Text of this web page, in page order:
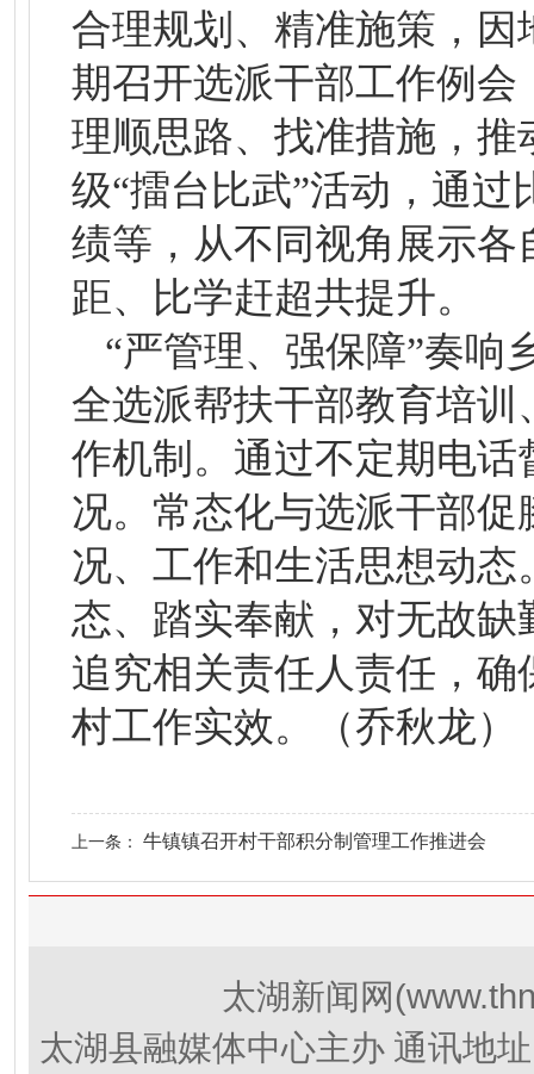
合理规划、精准施策，
期召开选派干部工作例
理顺思路、找准措施，
级“擂台比武”活动，通
绩等，从不同视角展示
距、比学赶超共提升。
“严管理、强保障”奏响
全选派帮扶干部教育培
作机制。通过不定期电
况。常态化与选派干部
况、工作和生活思想动
态、踏实奉献，对无故缺
追究相关责任人责任，
村工作实效。（乔秋龙）
上一条： 牛镇镇召开村干部积分制管理工作推进会
太湖新闻网
太湖县融媒体中心主办 通讯地